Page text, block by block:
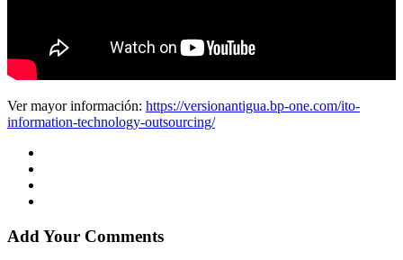
Ver mayor información: https://versionantigua.bp-one.com/ito-
information-technology-outsourcing/
Add Your Comments